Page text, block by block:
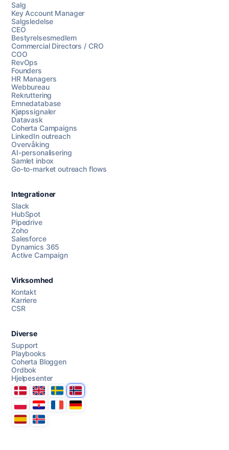
Chat med oss
Salg
Key Account Manager
Salgsledelse
CEO
Bestyrelsesmedlem
Commercial Directors / CRO
COO
RevOps
Founders
HR Managers
Webbureau
Rekruttering
Emnedatabase
Kjøpssignaler
Datavask
Coherta Campaigns
LinkedIn outreach
Overvåking
AI-personalisering
Samlet inbox
Go-to-market outreach flows
Integrationer
Slack
HubSpot
Pipedrive
Zoho
Salesforce
Dynamics 365
Active Campaign
Virksomhed
Kontakt
Karriere
CSR
Diverse
Support
Playbooks
Coherta Bloggen
Ordbok
Hjelpesenter
DanmarkUnited Kingdom
SverigeNorge
PolskaHrvatskaFranceDeutschland
EspanaÍsland